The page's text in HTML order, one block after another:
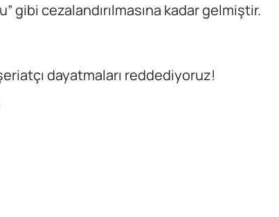
gibi cezalandırılmasına kadar gelmiştir.
dayatmaları reddediyoruz!